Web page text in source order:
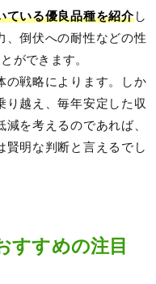
ている優良品種を紹介し
、倒伏への耐性などの性
ができます。
の戦略によります。しか
り越え、毎年安定した収
を考えるのであれば、
賢明な判断と言えるでし
すすめの注目